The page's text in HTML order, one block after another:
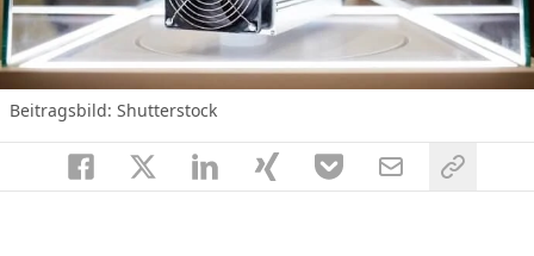
Beitragsbild: Shutterstock